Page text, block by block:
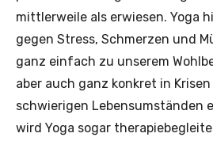
mittlerweile als erwiesen. Yoga
gegen Stress, Schmerzen und
ganz einfach zu unserem
aber auch ganz konkret in
schwierigen Lebensumständen
wird Yoga sogar